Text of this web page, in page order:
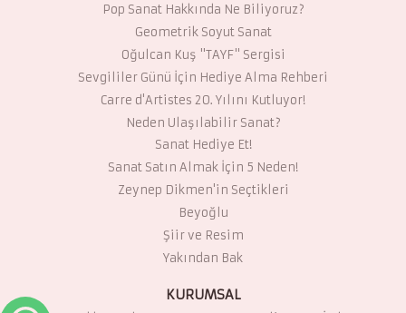
Pop Sanat Hakkında Ne Biliyoruz?
Geometrik Soyut Sanat
Oğulcan Kuş "TAYF" Sergisi
Sevgililer Günü İçin Hediye Alma Rehberi
Carre d'Artistes 20. Yılını Kutluyor!
Neden Ulaşılabilir Sanat?
Sanat Hediye Et!
Sanat Satın Almak İçin 5 Neden!
Zeynep Dikmen'in Seçtikleri
Beyoğlu
Şiir ve Resim
Yakından Bak
KURUMSAL